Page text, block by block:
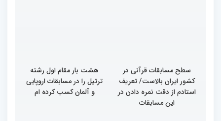
سطح مسابقات قرآنی در
کشور ایران بالاست/ تعریف
استادم از دقت نمره دادن در
این مسابقات
هشت بار مقام اول رشته
ترتیل را در مسابقات اروپایی
و آلمان کسب کرده ام